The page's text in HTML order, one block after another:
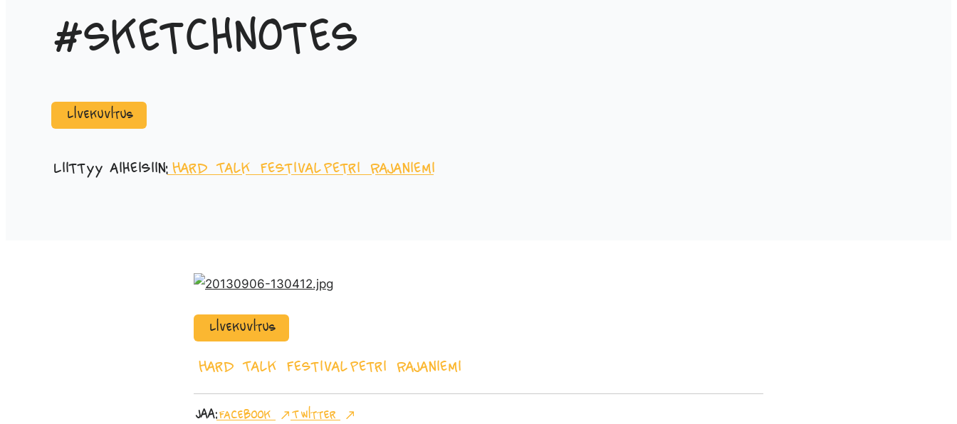
#sketchnotes
Livekuvitus
Liittyy aiheisiin:Hard Talk FestivalPetri Rajaniemi
Livekuvitus
Hard Talk FestivalPetri Rajaniemi
Jaa:Facebook Twitter